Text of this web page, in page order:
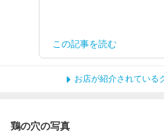
この記事を読む
お店が紹介されている
鶏の穴の写真